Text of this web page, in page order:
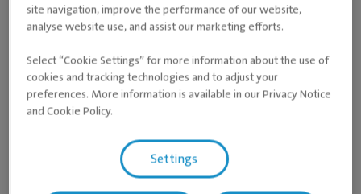
· Begynte på Kolsås høsten 2018.
+ 47 67 18 06 00
E-post
baerum@evidensia.no
Utdannet ved Justus Liebig Universitet i Giessen,
Tyskland i 2003
Multiple kurs innafor flere fagfelt. Er i gang med
site navigation, improve the performance of our website,
analyse website use, and assist our marketing efforts.
Select “Cookie Settings” for more information about the use of
cookies and tracking technologies and to adjust your
preferences. More information is available in our Privacy Notice
and Cookie Policy.
Settings